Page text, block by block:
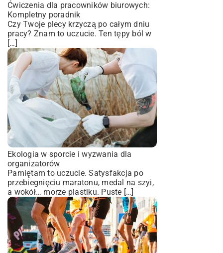
Ćwiczenia dla pracowników biurowych:
Kompletny poradnik
Czy Twoje plecy krzyczą po całym dniu
pracy? Znam to uczucie. Ten tępy ból w
[…]
Ekologia w sporcie i wyzwania dla
organizatorów
Pamiętam to uczucie. Satysfakcja po
przebiegnięciu maratonu, medal na szyi,
a wokół… morze plastiku. Puste […]